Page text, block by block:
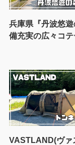
兵庫県『丹波悠
備充実の広々コ
VASTLAND(ヴァ